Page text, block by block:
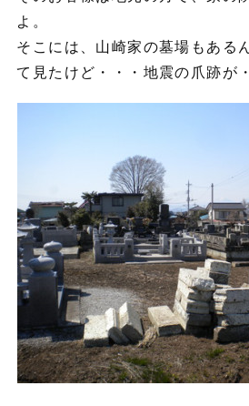
よ。
そこには、山崎家の墓場もある
て見たけど・・・地震の爪跡が